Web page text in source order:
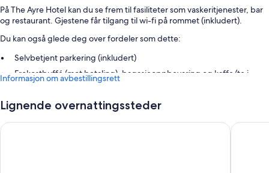
På The Ayre Hotel kan du se frem til fasiliteter som vaskeritjenester, bar
og restaurant. Gjestene får tilgang til wi-fi på rommet (inkludert).
Du kan også glede deg over fordeler som dette:
Selvbetjent parkering (inkludert)
Frokostbuffé (mot betaling), bagasjeoppbevaring og kaffe/te i
fellesområdet
Heis, TV i lobbyen og røykfritt område
I gjesteanmeldelsene står det mye positivt om den vennlige
betjeningen
Informasjon om avbestillingsrett
Lignende overnattingssteder
Albert Hotel West